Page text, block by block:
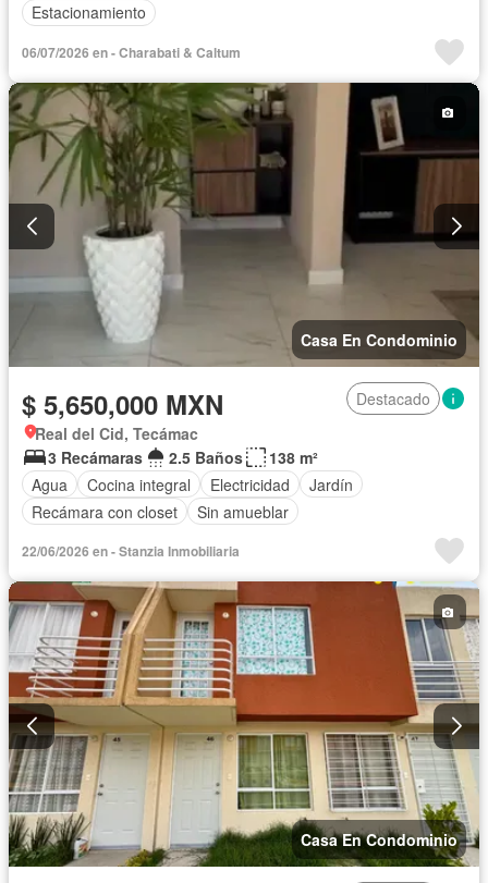
Estacionamiento
06/07/2026 en - Charabati & Caltum
Casa En Condominio
$ 5,650,000 MXN
Destacado
Real del Cid, Tecámac
3 Recámaras
2.5 Baños
138 m²
Agua
Cocina integral Electricidad
Jardín
Recámara con closet
Sin amueblar
22/06/2026 en - Stanzia Inmobiliaria
Casa En Condominio